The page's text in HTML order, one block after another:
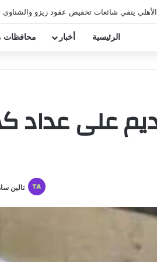
الأهلي ينفي شائعات تخفيض عقود زيزو والشناوي
الرئيسية أخبار محافظات
تالين